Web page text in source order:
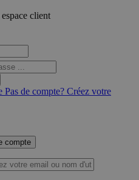
client
Pas de compte? Créez votre
compte